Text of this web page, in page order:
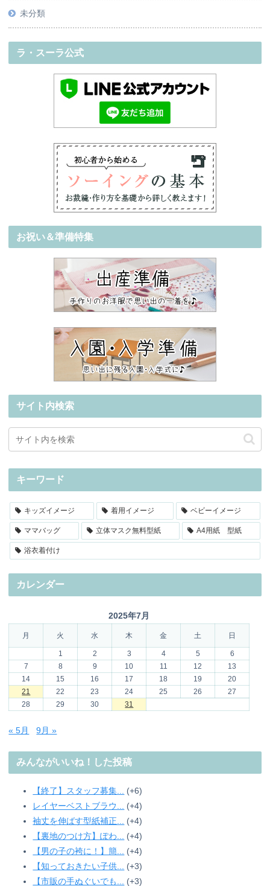
未分類
ラ・スーラ公式
お祝い＆準備特集
サイト内検索
キーワード
キッズイメージ 着用イメージ ベビーイメージ
ママバッグ 立体マスク無料型紙 A4用紙 型紙
浴衣着付け
カレンダー
2025年7月
月 火 水 木 金 土 日
1 2 3 4 5
6
7
8 9 10 11 12
13
14
15 16 17 18 19
20
21
22 23 24 25 26
27
28
29 30 31
« 5月 9月 »
みんながいいね！した投稿
【終了】スタッフ募集...
+6
レイヤーベストブラウ...
+4
袖丈を伸ばす型紙補正...
+4
【裏地のつけ方】ぽわ...
+4
【男の子の袴に！】簡...
+4
【知っておきたい子供...
+3
【市販の手ぬぐいでも...
+3